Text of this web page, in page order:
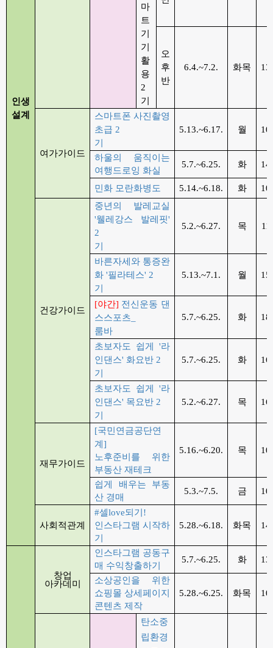
인생
설계
마
트
기
기
활
용
2
기
오
후
반
6.4.~7.2. 화목
여가가이드
스마트폰 사진촬영
초급 2
기
5.13.~6.17. 월
하울의 움직이는
여행드로잉 화실
5.7.~6.25. 화
민화 모란화병도 5.14.~6.18. 화
건강가이드
중년의 발레교실
'웰레강스 발레핏'
2
기
5.2.~6.27. 목
바른자세와 통증완
화 '필라테스' 2
기
5.13.~7.1. 월
[야간] 전신운동 댄
스스포츠
룸바
5.7.~6.25. 화
초보자도 쉽게'라
인댄스' 화요반 2
기
5.7.~6.25. 화
초보자도 쉽게'라
인댄스' 목요반 2
기
5.2.~6.27. 목
재무가이드
[국민연금공단연
계 ]
노후준비를 위한
부동산 재테크
5.16.~6.20. 목
쉽게 배우는 부동
산 경매
5.3.~7.5. 금
사회적관계
#셀love되기 !
인스타그램 시작하
기
5.28.~6.18. 화목
창업
아카데미
인스타그램 공동구
매 수익창출하기
5.7.~6.25. 화
소상공인을 위한
쇼핑몰 상세페이지
콘텐츠 제작
5.28.~6.25. 화목
탄소중
립환경